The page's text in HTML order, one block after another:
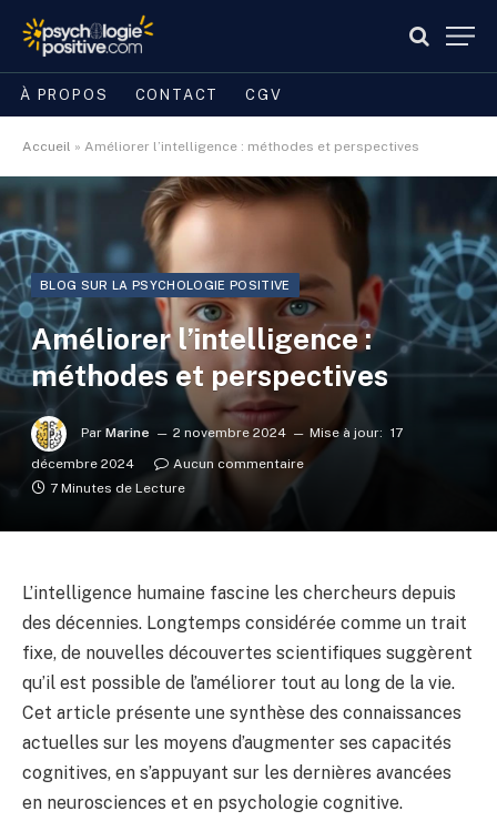
À PROPOS CONTACT CGV
Accueil » Améliorer l’intelligence : méthodes et perspectives
BLOG SUR LA PSYCHOLOGIE POSITIVE
Améliorer l’intelligence :
méthodes et perspectives
Par Marine 2 novembre 2024 Mise à jour: 17
décembre 2024
Aucun commentaire
7 Minutes de Lecture
L’intelligence humaine fascine les chercheurs depuis
des décennies. Longtemps considérée comme un trait
fixe, de nouvelles découvertes scientifiques suggèrent
qu’il est possible de l’améliorer tout au long de la vie.
Cet article présente une synthèse des connaissances
actuelles sur les moyens d’augmenter ses capacités
cognitives, en s’appuyant sur les dernières avancées
en neurosciences et en psychologie cognitive.